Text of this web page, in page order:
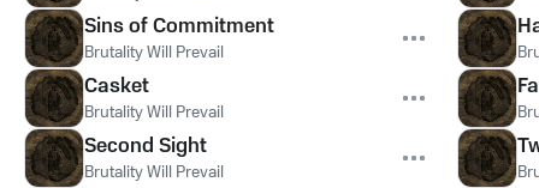
Sins of Commitment
Brutality Will Prevail
Casket
Brutality Will Prevail
Second Sight
Brutality Will Prevail